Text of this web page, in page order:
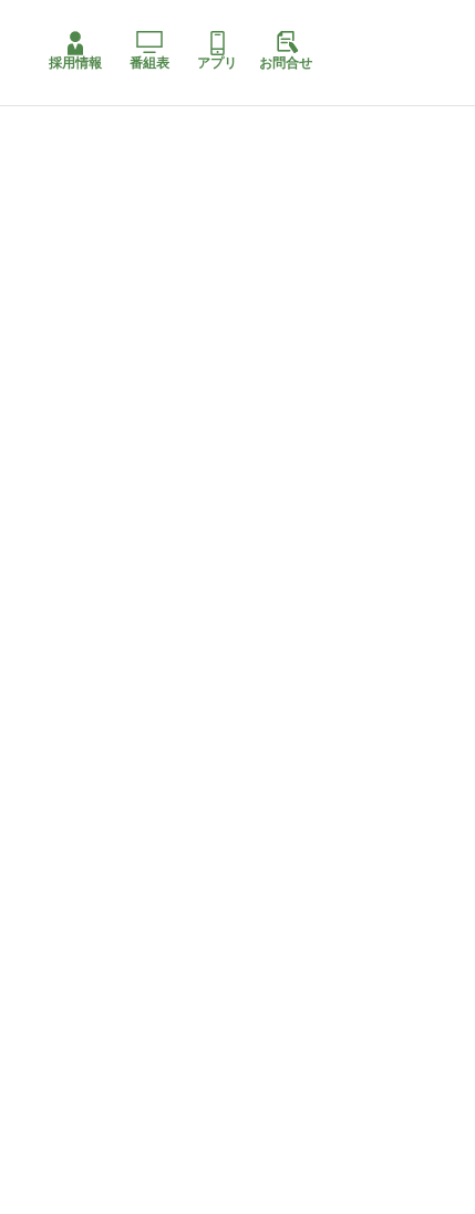
採用情報 番組表 アプリ お問合せ